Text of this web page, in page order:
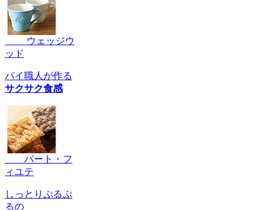
ウェッジウ
ッド
パイ職人が作る
サクサク食感
パート・フ
ィユテ
しっとりぷるぷ
るの